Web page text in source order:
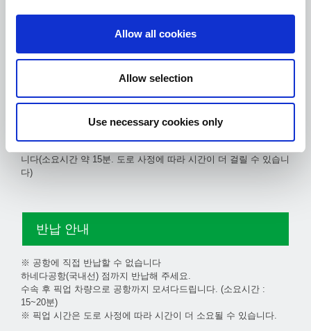
Allow all cookies
Allow selection
Use necessary cookies only
도착 로비 내의 여행 종합 카운터에서 중개합니다.
카운터 직원에게 토요타 렌터카를 이용하시겠다는 의사를 전달해
니다(소요시간 약 15분. 도로 사정에 따라 시간이 더 걸릴 수 있습니
다)
반납 안내
※ 공항에 직접 반납할 수 없습니다
하네다공항(국내선) 점까지 반납해 주세요.
수속 후 픽업 차량으로 공항까지 모셔다드립니다. (소요시간 :
15~20분)
※ 픽업 시간은 도로 사정에 따라 시간이 더 소요될 수 있습니다.